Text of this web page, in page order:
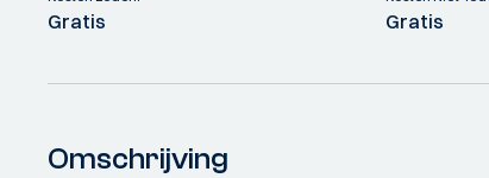
Gratis Gratis
Omschrijving